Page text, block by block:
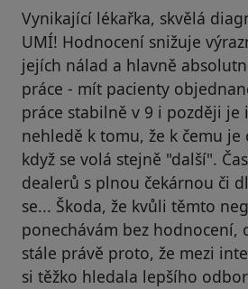
Vynikající lékařka, skvělá
UMÍ! Hodnocení snižuje
jejích nálad a hlavně
práce - mít pacienty
práce stabilně v 9 i později je
nehledě k tomu, že k čemu je
když se volá stejně "další".
dealerů s plnou čekárnou či
se... Škoda, že kvůli těmto
ponechávám bez hodnocení,
stále právě proto, že mezi
si těžko hledala lepšího